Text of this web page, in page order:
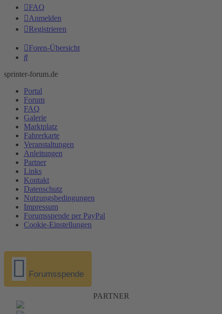
FAQ
Anmelden
Registrieren
Foren-Übersicht
Suche
sprinter-forum.de
Portal
Forum
FAQ
Galerie
Marktplatz
Fahrerkarte
Veranstaltungen
Anleitungen
Partner
Links
Kontakt
Datenschutz
Nutzungsbedingungen
Impressum
Forumsspende per PayPal
Cookie-Einstellungen
Forumsspende
PARTNER